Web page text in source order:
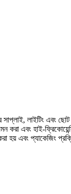
লাইটিং এবং
করা এবং হাই-
হয় এবং প্যাকেজিং